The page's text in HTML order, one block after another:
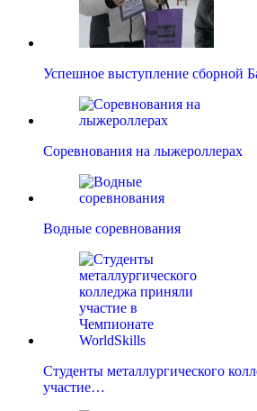
Успешное выступление
Соревнования на лыжероллерах
Водные соревнования
Студенты металлургического
участие…